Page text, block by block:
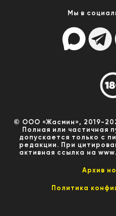
Мы в
© ООО «Жасмин», 2019-
Полная или частичная
допускается только с
редакции. При
активная ссылка на
Архив
Политика